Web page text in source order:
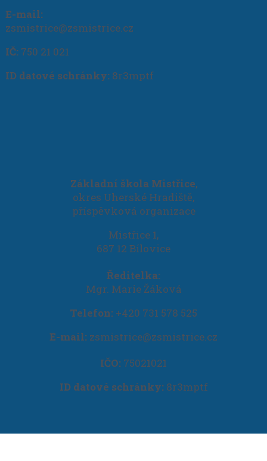
E-mail:
zsmistrice@zsmistrice.cz
IČ: 750 21 021
ID datové schránky: 8r3mptf
Základní škola Mistřice,
okres Uherské Hradiště,
příspěvková organizace
Mistřice 1,
687 12 Bílovice
Ředitelka:
Mgr. Marie Žáková
Telefon: +420 731 578 525
E-mail: zsmistrice@zsmistrice.cz
IČO: 75021021
ID datové schránky:8r3mptf